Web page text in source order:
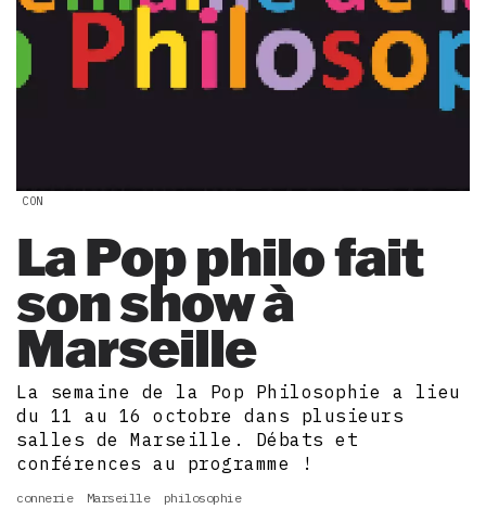
CON
La Pop philo fait
son show à
Marseille
La semaine de la Pop Philosophie a lieu
du 11 au 16 octobre dans plusieurs
salles de Marseille. Débats et
conférences au programme !
connerie Marseille philosophie